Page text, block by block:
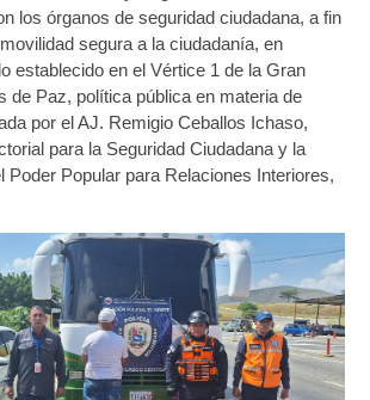
autorización para
la Certificación de Prestación de
Transporte Público de Personas
INTERURBANAS) – Frecuentes
de Trámites en Línea
Trámite
de Licencia de Conducir Tercer
los órganos de seguridad ciudadana, a fin
segura a la ciudadanía, en
establecido en el Vértice 1 de la Gran
de Paz, política pública en materia de
por el AJ. Remigio Ceballos Ichaso,
para la Seguridad Ciudadana y la
Poder Popular para Relaciones Interiores,